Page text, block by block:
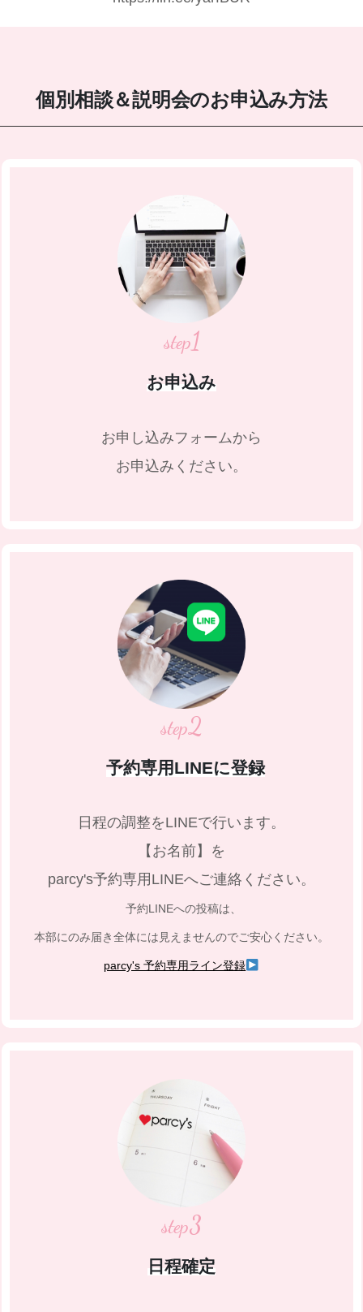
個別相談＆説明会のお申込み方法
step1
お申込み
お申し込みフォームから
お申込みください。
step2
予約専用LINEに登録
日程の調整をLINEで行います。
【お名前】を
parcy's予約専用LINEへご連絡ください。
予約LINEへの投稿は、
本部にのみ届き全体には見えませんのでご安心ください。
parcy's 予約専用ライン登録
step3
日程確定